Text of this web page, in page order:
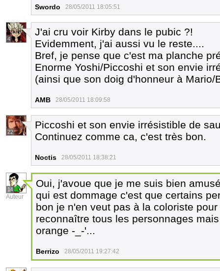
Swordo 28/05/2011 18:05:51
4
J'ai cru voir Kirby dans le pubic ?!
Evidemment, j'ai aussi vu le reste....
Bref, je pense que c'est ma planche
Enorme Yoshi/Piccoshi et son envie
(ainsi que son doig d'honneur à Mario/
AMB 28/05/2011 18:09:58
22
Piccoshi et son envie irrésistible de
Continuez comme ca, c'est très bon.
Noctis 28/05/2011 18:38:21
14
Auteur
Oui, j'avoue que je me suis bien
qui est dommage c'est que certains
bon je n'en veut pas à la coloriste
reconnaître tous les personnages
orange -_-'...
Berrizo 28/05/2011 19:27:42